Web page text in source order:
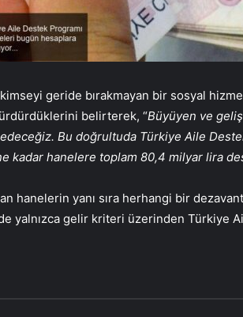
geride bırakmayan bir sosyal
belirterek, “Büyüyen ve
edeceğiz. Bu doğrultuda Türkiye Aile
kadar hanelere toplam 80,4 milyar lira
hanelerin yanı sıra herhangi bir
yalnızca gelir kriteri üzerinden Türkiye